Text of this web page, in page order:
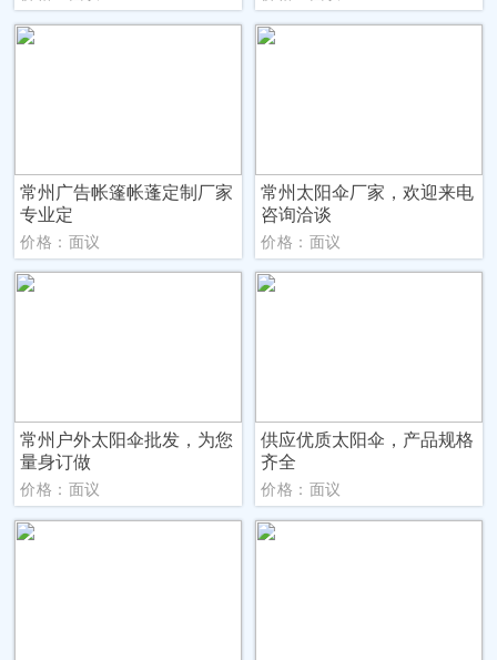
常州广告帐篷帐蓬定制厂家
专业定
价格：面议
常州太阳伞厂家，欢迎来电
咨询洽谈
价格：面议
常州户外太阳伞批发，为您
量身订做
价格：面议
供应优质太阳伞，产品规格
齐全
价格：面议